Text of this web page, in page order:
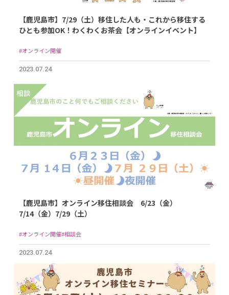
【鹿児島市】7/29（土）移住した人も・これから移住する
ひとも参加OK！わくわくお茶会【オンラインイベント】
#オンライン開催
2023.07.24
【鹿児島市】オンライン移住相談会 6/23（金）
7/14（金）7/29（土）
#オンライン開催#相談会
2023.07.24